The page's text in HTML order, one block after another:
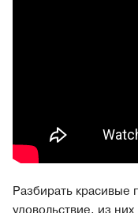
Разбирать